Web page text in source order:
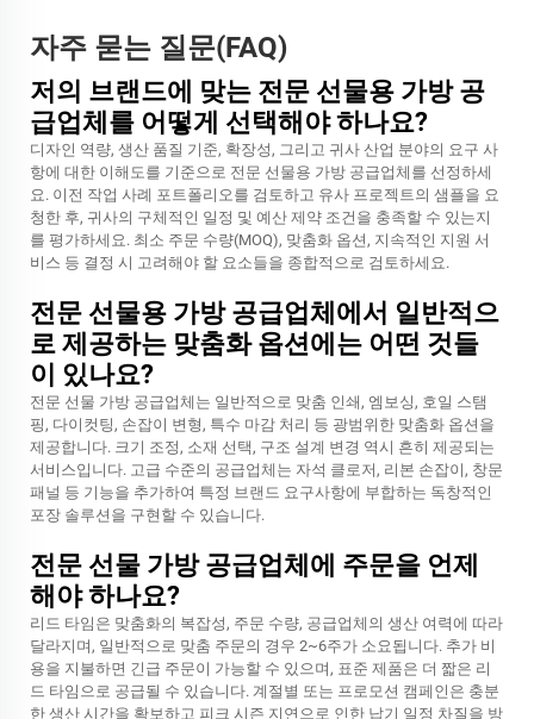
자주 묻는 질문(FAQ)
저의 브랜드에 맞는 전문 선물용 가방 공
급업체를 어떻게 선택해야 하나요?
디자인 역량, 생산 품질 기준, 확장성, 그리고 귀사 산업 분야의 요구 사
항에 대한 이해도를 기준으로 전문 선물용 가방 공급업체를 선정하세
요. 이전 작업 사례 포트폴리오를 검토하고 유사 프로젝트의 샘플을 요
청한 후, 귀사의 구체적인 일정 및 예산 제약 조건을 충족할 수 있는지
를 평가하세요. 최소 주문 수량(MOQ), 맞춤화 옵션, 지속적인 지원 서
비스 등 결정 시 고려해야 할 요소들을 종합적으로 검토하세요.
전문 선물용 가방 공급업체에서 일반적으
로 제공하는 맞춤화 옵션에는 어떤 것들
이 있나요?
전문 선물 가방 공급업체는 일반적으로 맞춤 인쇄, 엠보싱, 호일 스탬
핑, 다이컷팅, 손잡이 변형, 특수 마감 처리 등 광범위한 맞춤화 옵션을
제공합니다. 크기 조정, 소재 선택, 구조 설계 변경 역시 흔히 제공되는
서비스입니다. 고급 수준의 공급업체는 자석 클로저, 리본 손잡이, 창문
패널 등 기능을 추가하여 특정 브랜드 요구사항에 부합하는 독창적인
포장 솔루션을 구현할 수 있습니다.
전문 선물 가방 공급업체에 주문을 언제
해야 하나요?
리드 타임은 맞춤화의 복잡성, 주문 수량, 공급업체의 생산 여력에 따라
달라지며, 일반적으로 맞춤 주문의 경우 2~6주가 소요됩니다. 추가 비
용을 지불하면 긴급 주문이 가능할 수 있으며, 표준 제품은 더 짧은 리
드 타임으로 공급될 수 있습니다. 계절별 또는 프로모션 캠페인은 충분
한 생산 시간을 확보하고 피크 시즌 지연으로 인한 납기 일정 차질을 방